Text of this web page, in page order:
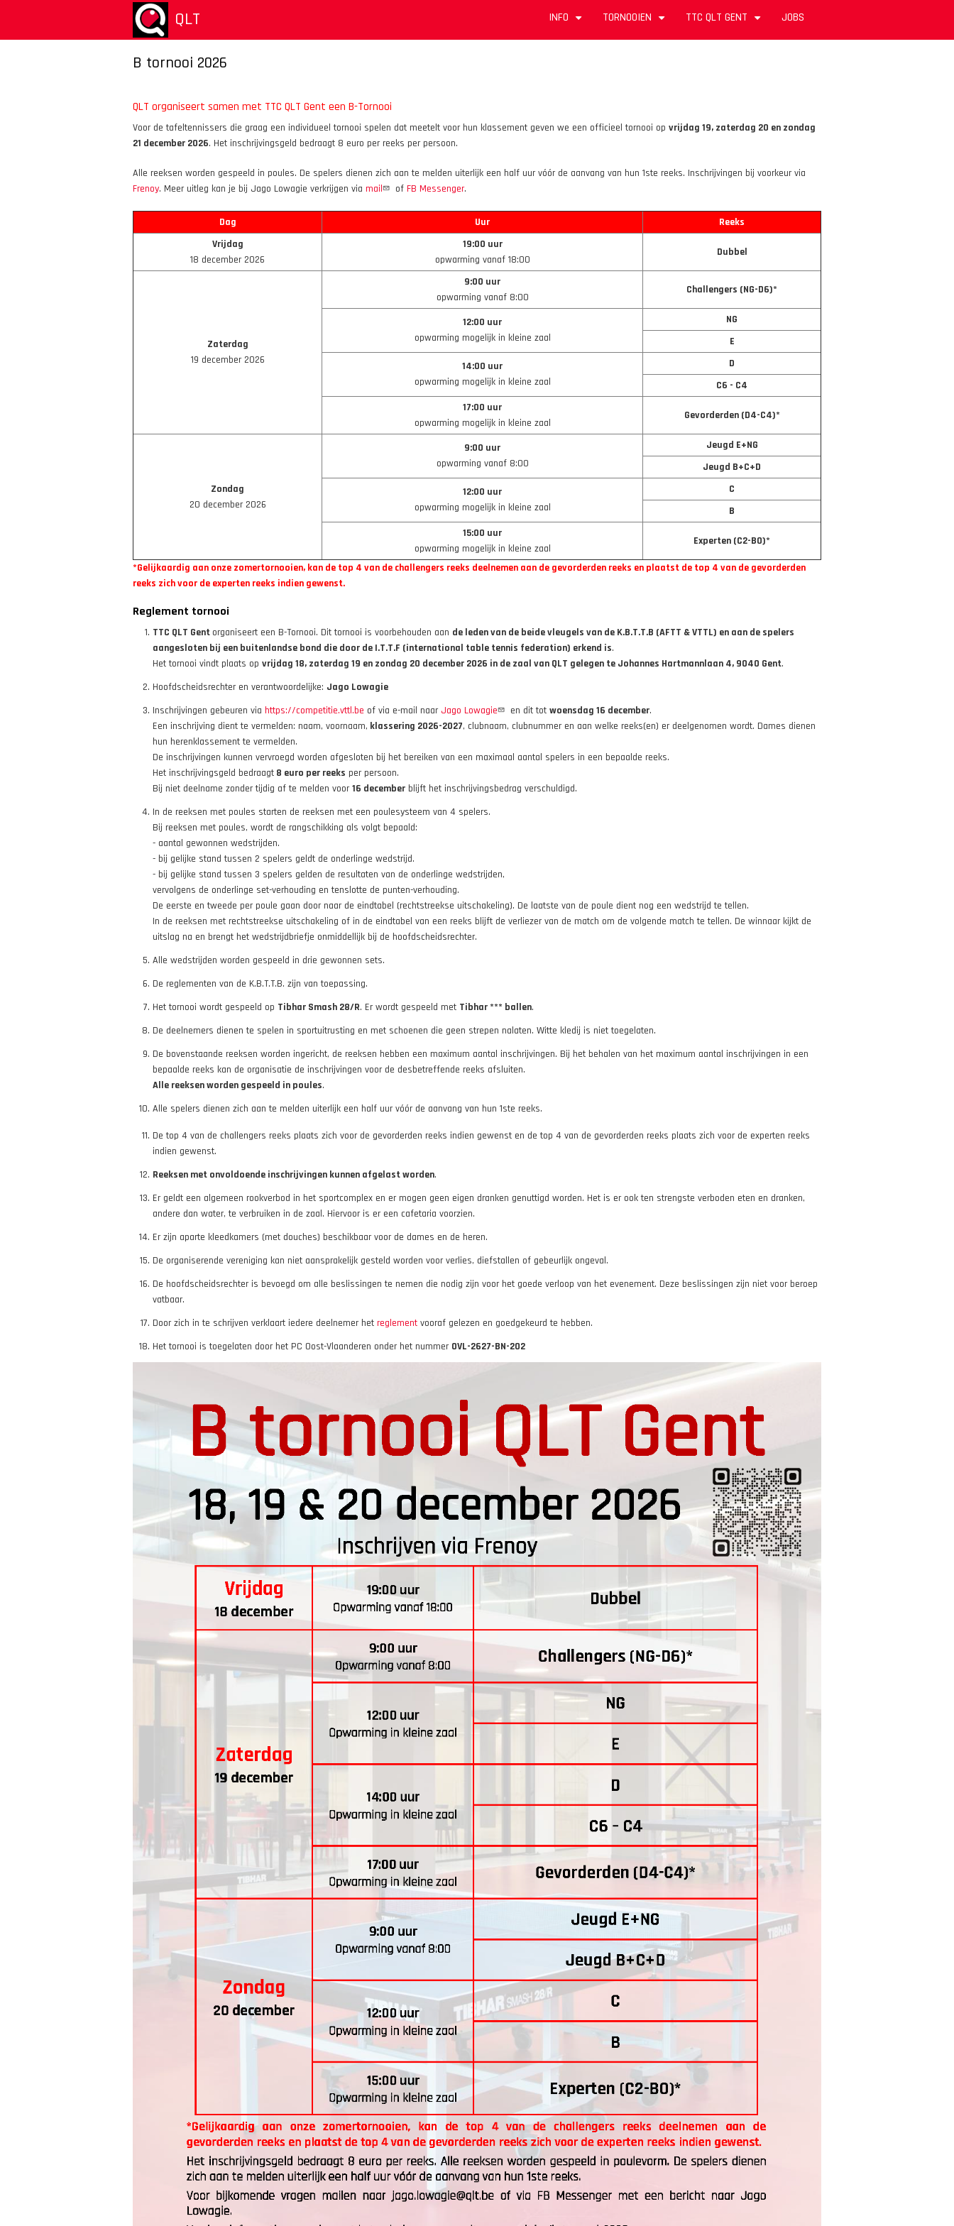
naar
QLT INFO TORNOOIEN TTC QLT GENT JOBS
B tornooi 2026
QLT organiseert samen met TTC QLT Gent een B-Tornooi
Voor de tafeltennissers die graag een individueel tornooi spelen dat meetelt voor hun klassement geven we een officieel tornooi op vrijdag 19, zaterdag 20 en zondag
21 december 2026. Het inschrijvingsgeld bedraagt 8 euro per reeks per persoon.
Alle reeksen worden gespeeld in poules. De spelers dienen zich aan te melden uiterlijk een half uur vóór de aanvang van hun 1ste reeks. Inschrijvingen bij voorkeur via
Frenoy. Meer uitleg kan je bij Jago Lowagie verkrijgen via mail of FB Messenger.
Dag Uur
Reeks
Vrijdag
18 december 2026
19:00 uur
opwarming vanaf 18:00
Dubbel
Zaterdag
19 december 2026
9:00 uur
opwarming vanaf 8:00
Challengers (NG-D6)*
12:00 uur
opwarming mogelijk in kleine zaal
NG
E
14:00 uur
opwarming mogelijk in kleine zaal
D
C6 - C4
17:00 uur
opwarming mogelijk in kleine zaal
Gevorderden (D4-C4)*
Zondag
20 december 2026
9:00 uur
opwarming vanaf 8:00
Jeugd E+NG
Jeugd B+C+D
12:00 uur
opwarming mogelijk in kleine zaal
C
B
15:00 uur
opwarming mogelijk in kleine zaal
Experten (C2-B0)*
*Gelijkaardig aan onze zomertornooien, kan de top 4 van de challengers reeks deelnemen aan de gevorderden reeks en plaatst de top 4 van de gevorderden
reeks zich voor de experten reeks indien gewenst.
Reglement tornooi
TTC QLT Gent organiseert een B-Tornooi. Dit tornooi is voorbehouden aan de leden van de beide vleugels van de K.B.T.T.B (AFTT & VTTL) en aan de spelers
aangesloten bij een buitenlandse bond die door de I.T.T.F (international table tennis federation) erkend is.
Het tornooi vindt plaats op vrijdag 18, zaterdag 19 en zondag 20 december 2026 in de zaal van QLT gelegen te Johannes Hartmannlaan 4, 9040 Gent.
Hoofdscheidsrechter en verantwoordelijke: Jago Lowagie
Inschrijvingen gebeuren via https://competitie.vttl.be of via e-mail naar Jago Lowagie en dit tot woensdag 16 december.
Een inschrijving dient te vermelden: naam, voornaam, klassering 2026-2027, clubnaam, clubnummer en aan welke reeks(en) er deelgenomen wordt. Dames dienen
hun herenklassement te vermelden.
De inschrijvingen kunnen vervroegd worden afgesloten bij het bereiken van een maximaal aantal spelers in een bepaalde reeks.
Het inschrijvingsgeld bedraagt 8 euro per reeks per persoon.
Bij niet deelname zonder tijdig af te melden voor16 december blijft het inschrijvingsbedrag verschuldigd.
In de reeksen met poules starten de reeksen met een poulesysteem van 4 spelers.
Bij reeksen met poules, wordt de rangschikking als volgt bepaald:
- aantal gewonnen wedstrijden.
- bij gelijke stand tussen 2 spelers geldt de onderlinge wedstrijd.
- bij gelijke stand tussen 3 spelers gelden de resultaten van de onderlinge wedstrijden,
vervolgens de onderlinge set-verhouding en tenslotte de punten-verhouding.
De eerste en tweede per poule gaan door naar de eindtabel (rechtstreekse uitschakeling). De laatste van de poule dient nog een wedstrijd te tellen.
In de reeksen met rechtstreekse uitschakeling of in de eindtabel van een reeks blijft de verliezer van de match om de volgende match te tellen. De winnaar kijkt de
uitslag na en brengt het wedstrijdbriefje onmiddellijk bij de hoofdscheidsrechter.
Alle wedstrijden worden gespeeld in drie gewonnen sets.
De reglementen van de K.B.T.T.B. zijn van toepassing.
Het tornooi wordt gespeeld op Tibhar Smash 28/R. Er wordt gespeeld met Tibhar *** ballen.
De deelnemers dienen te spelen in sportuitrusting en met schoenen die geen strepen nalaten. Witte kledij is niet toegelaten.
De bovenstaande reeksen worden ingericht, de reeksen hebben een maximum aantal inschrijvingen. Bij het behalen van het maximum aantal inschrijvingen in een
bepaalde reeks kan de organisatie de inschrijvingen voor de desbetreffende reeks afsluiten.
Alle reeksen worden gespeeld in poules.
Alle spelers dienen zich aan te melden uiterlijk een half uur vóór de aanvang van hun 1ste reeks.
De top 4 van de challengers reeks plaats zich voor de gevorderden reeks indien gewenst en de top 4 van de gevorderden reeks plaats zich voor de experten reeks
indien gewenst.
Reeksen met onvoldoende inschrijvingen kunnen afgelast worden.
Er geldt een algemeen rookverbod in het sportcomplex en er mogen geen eigen dranken genuttigd worden. Het is er ook ten strengste verboden eten en dranken,
andere dan water, te verbruiken in de zaal. Hiervoor is er een cafetaria voorzien.
Er zijn aparte kleedkamers (met douches) beschikbaar voor de dames en de heren.
De organiserende vereniging kan niet aansprakelijk gesteld worden voor verlies, diefstallen of gebeurlijk ongeval.
De hoofdscheidsrechter is bevoegd om alle beslissingen te nemen die nodig zijn voor het goede verloop van het evenement. Deze beslissingen zijn niet voor beroep
vatbaar.
Door zich in te schrijven verklaart iedere deelnemer het reglement vooraf gelezen en goedgekeurd te hebben.
Het tornooi is toegelaten door het PC Oost-Vlaanderen onder het nummer OVL-2627-BN-202